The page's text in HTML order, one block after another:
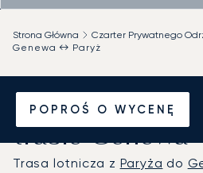
POPROŚ O WYCENĘ
Strona Główna Czarter Prywatnego
Genewa ↔ Paryż
Wynajmij jet
trasie Genewa
Trasa lotnicza z Paryża do